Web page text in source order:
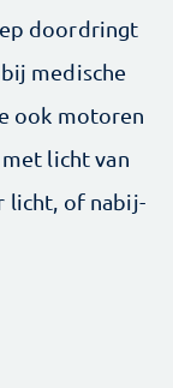
doordringt
medische
ook motoren
licht van
licht, of nabij-